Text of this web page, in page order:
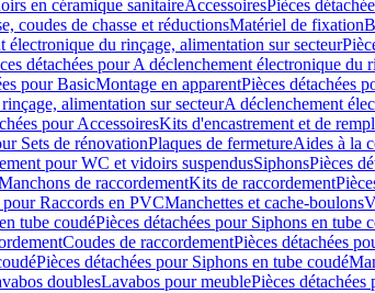
en céramique sanitaireAccessoiresPièces
coudes de chasse et réductionsMatériel de fixation
électronique du rinçage, alimentation sur secteur
détachées pour A déclenchement électronique du
pour BasicMontage en apparentPièces détachées
alimentation sur secteurA déclenchement
pour AccessoiresKits d'encastrement et de
Sets de rénovationPlaques de fermetureAides à la
pour WC et vidoirs suspendusSiphonsPièces
de raccordementKits de raccordement
pour Raccords en PVCManchettes et cache-boulons
tube coudéPièces détachées pour Siphons en tube
Coudes de raccordementPièces détachées
Pièces détachées pour Siphons en tube coudé
doublesLavabos pour meublePièces